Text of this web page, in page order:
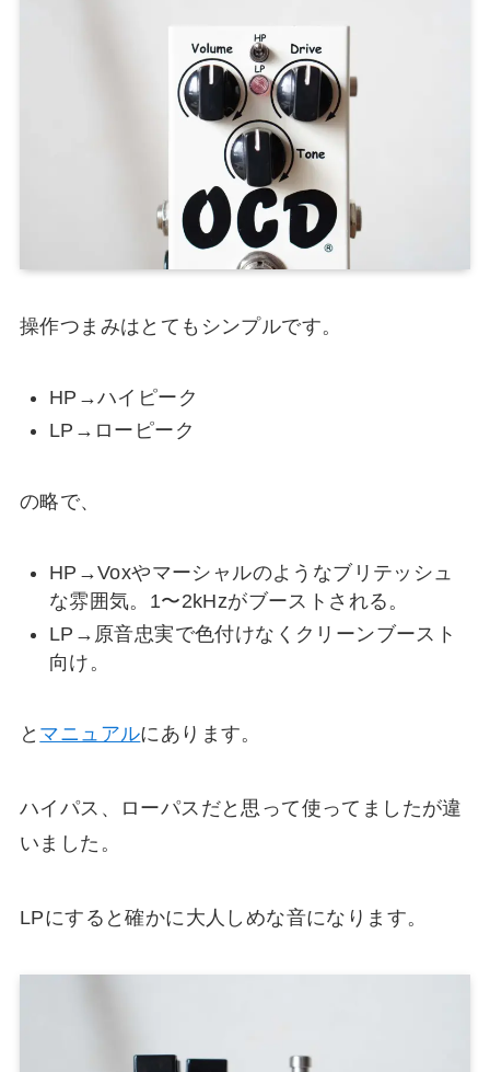
操作つまみはとてもシンプルです。
HP→ハイピーク
LP→ローピーク
の略で、
HP→Voxやマーシャルのようなブリテッシュ
な雰囲気。1〜2kHzがブーストされる。
LP→原音忠実で色付けなくクリーンブースト
向け。
と マニュアルにあります。
ハイパス、ローパスだと思って使ってましたが違
いました。
LPにすると確かに大人しめな音になります。